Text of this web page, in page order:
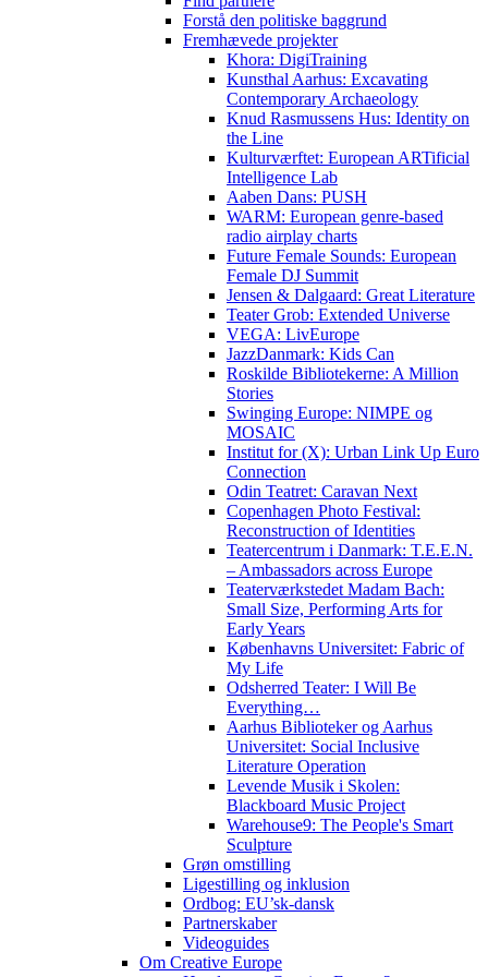
Forstå den politiske baggrund
Fremhævede projekter
Khora: DigiTraining
Kunsthal Aarhus: Excavating
Contemporary Archaeology
Knud Rasmussens Hus: Identity on
the Line
Kulturværftet: European ARTificial
Intelligence Lab
Aaben Dans: PUSH
WARM: European genre-based
radio airplay charts
Future Female Sounds: European
Female DJ Summit
Jensen & Dalgaard: Great Literature
Teater Grob: Extended Universe
VEGA: LivEurope
JazzDanmark: Kids Can
Roskilde Bibliotekerne: A Million
Stories
Swinging Europe: NIMPE og
MOSAIC
Institut for (X): Urban Link Up Euro
Connection
Odin Teatret: Caravan Next
Copenhagen Photo Festival:
Reconstruction of Identities
Teatercentrum i Danmark: T.E.E.N.
– Ambassadors across Europe
Teaterværkstedet Madam Bach:
Small Size, Performing Arts for
Early Years
Københavns Universitet: Fabric of
My Life
Odsherred Teater: I Will Be
Everything…
Aarhus Biblioteker og Aarhus
Universitet: Social Inclusive
Literature Operation
Levende Musik i Skolen:
Blackboard Music Project
Warehouse9: The People's Smart
Sculpture
Grøn omstilling
Ligestilling og inklusion
Ordbog: EU’sk-dansk
Partnerskaber
Videoguides
Om Creative Europe